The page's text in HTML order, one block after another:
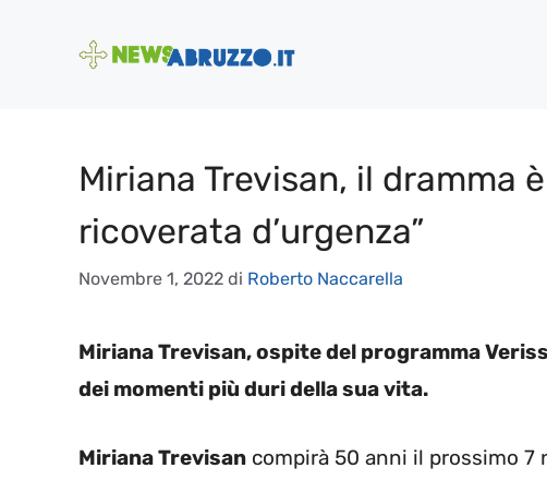
Miriana Trevisan, il dramma
ricoverata d’urgenza”
Novembre 1, 2022 di Roberto Naccarella
Miriana Trevisan, ospite del programma
dei momenti più duri della sua vita.
Miriana Trevisan compirà 50 anni il prossimo